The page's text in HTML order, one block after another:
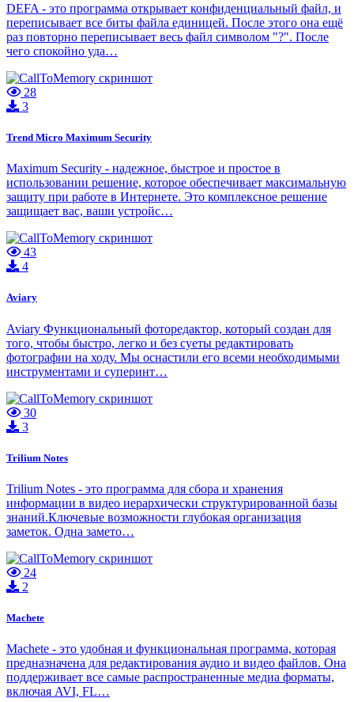
DEFA - это программа открывает конфиденциальный файл, и
переписывает все биты файла единицей. После этого она ещё
раз повторно переписывает весь файл символом "?". После
чего спокойно уда…
28
3
Trend Micro Maximum Security
Maximum Security - надежное, быстрое и простое в
использовании решение, которое обеспечивает максимальную
защиту при работе в Интернете. Это комплексное решение
защищает вас, ваши устройс…
43
4
Aviary
Aviary Функциональный фоторедактор, который создан для
того, чтобы быстро, легко и без суеты редактировать
фотографии на ходу. Мы оснастили его всеми необходимыми
инструментами и суперинт…
30
3
Trilium Notes
Trilium Notes - это программа для сбора и хранения
информации в видео иерархически структурированной базы
знаний.Ключевые возможности глубокая организация
заметок. Одна замето…
24
2
Machete
Machete - это удобная и функциональная программа, которая
предназначена для редактирования аудио и видео файлов. Она
поддерживает все самые распространенные медиа форматы,
включая AVI, FL…